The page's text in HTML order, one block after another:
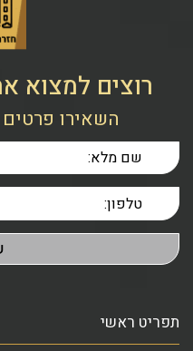
רוצים למצוא
השאירו
תפריט ראשי